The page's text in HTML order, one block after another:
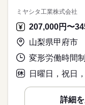
ミヤシタ工業株式会社
山梨県甲府市
日曜日，祝日
詳細